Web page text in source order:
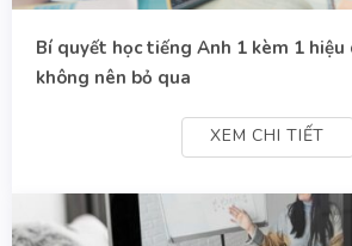
Bí quyết học tiếng Anh 1 kèm 1 hiệu
không nên bỏ qua
XEM CHI TIẾT